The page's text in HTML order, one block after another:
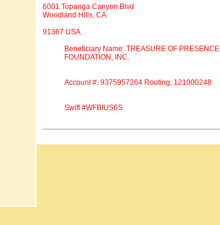
6001 Topanga Canyon Blvd
Woodland Hills, CA
91367 USA.
Beneficiary Name: TREASURE OF PRESENCE
FOUNDATION, INC.
Account #: 9375957264 Routing: 121000248
Swift #WFBIUS6S